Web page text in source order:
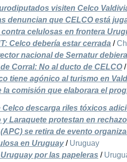
visiten Celco
denuncian que CELCO está
celulosas en frontera
Celco debería estar cerrada /
nacional de Sernatur
Corral: No al ducto de CELCO
tiene agónico al turismo en
la comisión que elaborara el
descarga riles tóxicos
Laraquete protestan en
se retira de evento
en Uruguay/ Uruguay
por las papeleras /